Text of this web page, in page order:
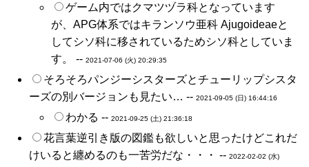
ゲーム内ではクマツヅラ科となっています
が、APG体系ではキランソウ亜科 Ajugoideaeと
してシソ科に移されているためシソ科としていま
す。 -- 2021-07-06 (火) 20:29:35
そろそろパンジーシスターズとチューリップシスタ
ーズの別バージョンも見たい… -- 2021-09-05 (日) 16:44:16
わかる -- 2021-09-25 (土) 21:36:18
花言葉逆引き版の図鑑も欲しいと思ったけどこれだ
けいると纏めるのも一苦労だな・・・ -- 2022-02-02 (水)